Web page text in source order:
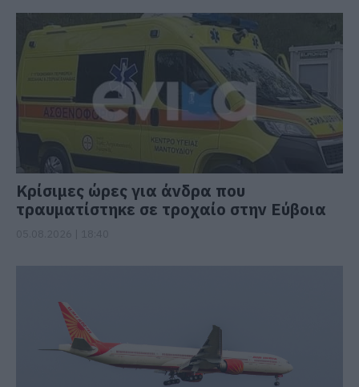
Κρίσιμες ώρες για άνδρα που
τραυματίστηκε σε τροχαίο στην Εύβοια